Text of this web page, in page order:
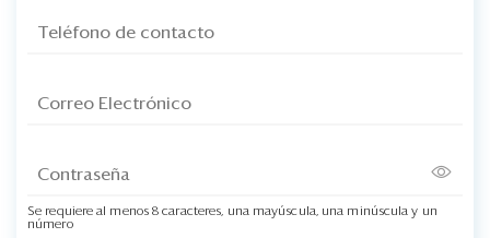
Se requiere al menos 8 caracteres, una mayúscula, una minúscula y un
número